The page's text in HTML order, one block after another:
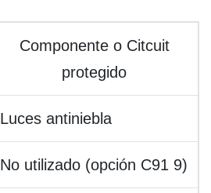
Componente o Citcuit
protegido
Luces antiniebla
No utilizado (opción C91 9)